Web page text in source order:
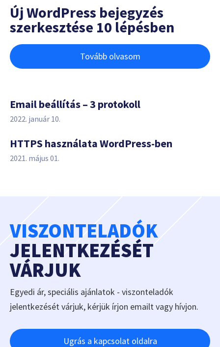
Új WordPress bejegyzés
szerkesztése 10 lépésben
Tovább olvasom
Email beállítás – 3 protokoll
2022. január 10.
HTTPS használata WordPress-ben
2021. május 01.
VISZONTELADÓK
JELENTKEZÉSÉT
VÁRJUK
Egyedi ár, speciális ajánlatok - viszonteladók
jelentkezését várjuk, kérjük írjon emailt vagy hívjon.
Ugrás a kapcsolat oldalra